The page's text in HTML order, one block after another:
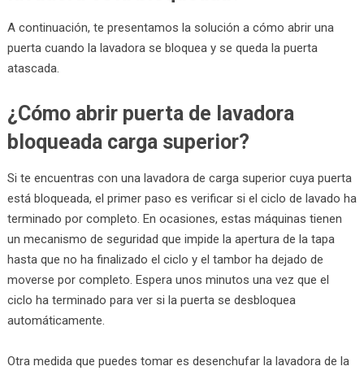
A continuación, te presentamos la solución a cómo abrir una
puerta cuando la lavadora se bloquea y se queda la puerta
atascada.
¿Cómo abrir puerta de lavadora
bloqueada carga superior?
Si te encuentras con una lavadora de carga superior cuya puerta
está bloqueada, el primer paso es verificar si el ciclo de lavado ha
terminado por completo. En ocasiones, estas máquinas tienen
un mecanismo de seguridad que impide la apertura de la tapa
hasta que no ha finalizado el ciclo y el tambor ha dejado de
moverse por completo. Espera unos minutos una vez que el
ciclo ha terminado para ver si la puerta se desbloquea
automáticamente.
Otra medida que puedes tomar es desenchufar la lavadora de la